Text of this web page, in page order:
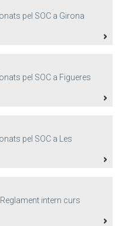
pel SOC a Girona
pel SOC a Figueres
pel SOC a Les
Reglament intern curs